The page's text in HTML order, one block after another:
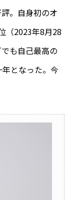
。自身初のオ
（2023年8月28
も自己最高の
となった。今